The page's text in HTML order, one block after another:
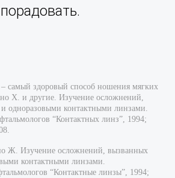
порадовать.
самый здоровый способ ношения мягких
Х. и другие. Изучение осложнений,
одноразовыми контактными линзами.
“Контактных линз”, 1994;
Ж. Изучение осложнений, вызванных
контактными линзами.
“Контактные линзы”, 1994;